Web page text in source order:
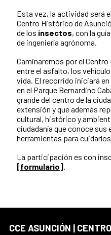
Esta vez, la actividad será el
Centro Histórico de
de los insectos, con la
de ingeniería agrónoma.
Caminaremos por el
entre el asfalto, los
vida. El recorrido iniciará
en el Parque Bernardino
grande del centro de la
extensión y que además
cultural, histórico y
ciudadanía que conoce sus
herramientas para
La participación es con
[formulario].
CCE ASUNCIÓN |